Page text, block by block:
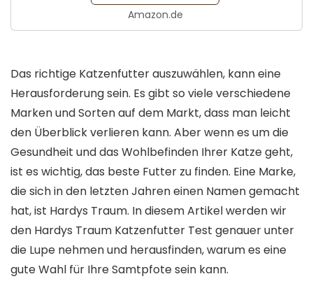
Amazon.de
Das richtige Katzenfutter auszuwählen, kann eine
Herausforderung sein. Es gibt so viele verschiedene
Marken und Sorten auf dem Markt, dass man leicht
den Überblick verlieren kann. Aber wenn es um die
Gesundheit und das Wohlbefinden Ihrer Katze geht,
ist es wichtig, das beste Futter zu finden. Eine Marke,
die sich in den letzten Jahren einen Namen gemacht
hat, ist Hardys Traum. In diesem Artikel werden wir
den Hardys Traum Katzenfutter Test genauer unter
die Lupe nehmen und herausfinden, warum es eine
gute Wahl für Ihre Samtpfote sein kann.